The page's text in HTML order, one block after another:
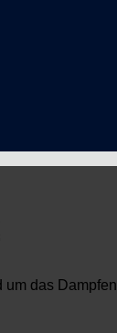
um das Dampfen